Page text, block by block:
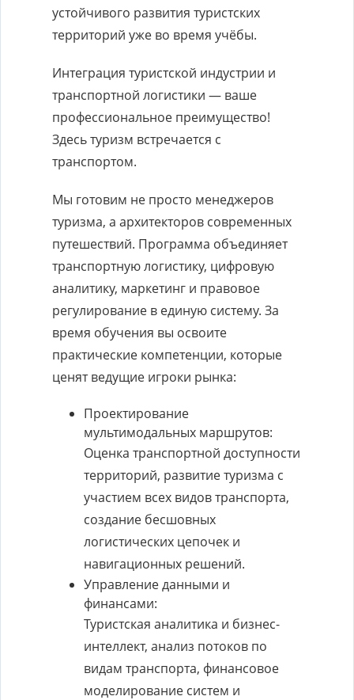
устойчивого развития туристских
территорий уже во время учёбы.
Интеграция туристской индустрии и
транспортной логистики — ваше
профессиональное преимущество!
Здесь туризм встречается с
транспортом.
Мы готовим не просто менеджеров
туризма, а архитекторов современных
путешествий. Программа объединяет
транспортную логистику, цифровую
аналитику, маркетинг и правовое
регулирование в единую систему. За
время обучения вы освоите
практические компетенции, которые
ценят ведущие игроки рынка:
Проектирование
мультимодальных маршрутов:
Оценка транспортной доступности
территорий, развитие туризма с
участием всех видов транспорта,
создание бесшовных
логистических цепочек и
навигационных решений.
Управление данными и
финансами:
Туристская аналитика и бизнес-
интеллект, анализ потоков по
видам транспорта, финансовое
моделирование систем и